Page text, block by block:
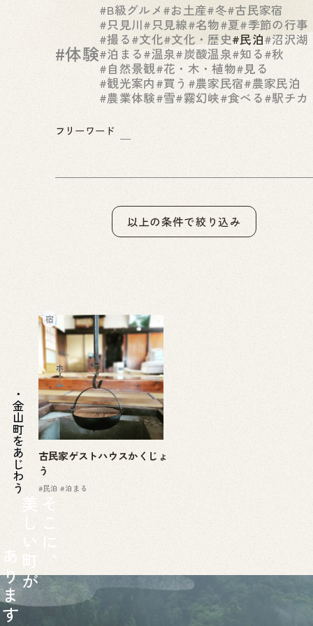
#体験
#B級グルメ #お土産#冬#古民家宿
#只見川#只見線#名物#夏#季節の行事
#撮る#文化#文化・歴史#民泊#沼沢湖
#泊まる#温泉#炭酸温泉#知る#秋
#自然景観#花・木・植物#見る
#観光案内#買う #農家民宿#農家民泊
#農業体験#雪#霧幻峡#食べる#駅チカ
フリーワード
以上の条件で絞り込み
古民家ゲストハウスかくじょ
う
宿
#民泊 #泊まる
ホーム
金山町をあじわう
そ
こ
に
、
美
し
い
町
が